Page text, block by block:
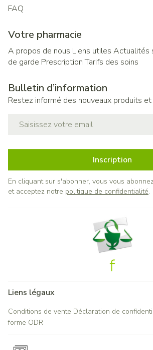
FAQ
Votre pharmacie
A propos de nous Liens utiles Actualités
de garde Prescription Tarifs des soins
Bulletin d’information
Restez informé des nouveaux produits
Inscription
En cliquant sur s'abonner, vous vous
et acceptez notre politique de confidentialité.
Liens légaux
Conditions de vente Déclaration de
forme ODR